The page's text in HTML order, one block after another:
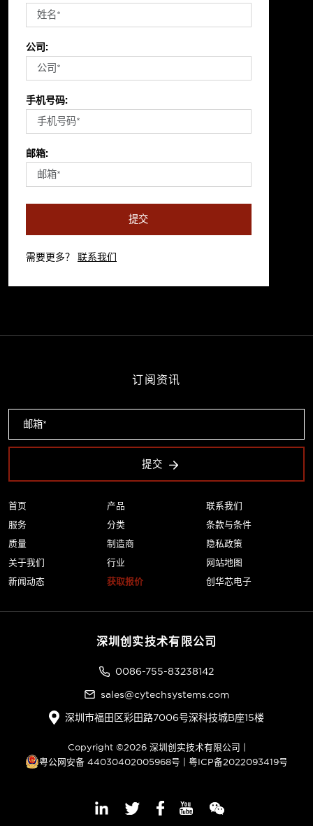
公司:
手机号码:
邮箱:
提交
需要更多？ 联系我们
首页
服务
质量
关于我们
新闻动态
产品
分类
制造商
行业
获取报价
联系我们
条款与条件
隐私政策
网站地图
创华芯电子
订阅资讯
提交
深圳创实技术有限公司
0086-755-83238142
sales@cytechsystems.com
深圳市福田区彩田路7006号深科技城B座15楼
Copyright ©2026 深圳创实技术有限公司 |
粤公网安备 44030402005968号 | 粤ICP备2022093419号